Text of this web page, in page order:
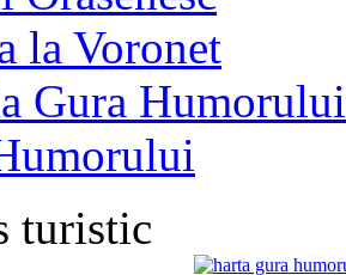
la Voronet
Gura Humorului
turistic